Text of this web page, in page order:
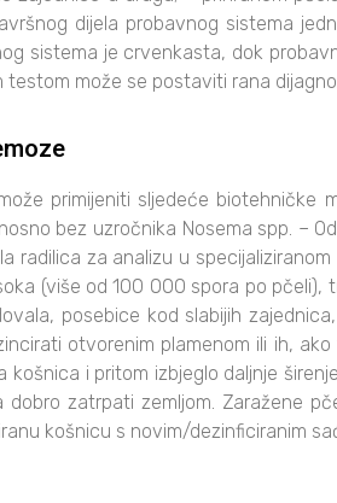
dijela probavnog sistema
sistema je crvenkasta, dok
može se postaviti rana
primijeniti sljedeće biotehničke
bez uzročnika Nosema spp. –
za analizu u
(više od 100 000 spora po
posebice kod slabijih
otvorenim plamenom ili ih,
i pritom izbjeglo daljnje
zatrpati zemljom. Zaražene
košnicu s novim/dezinficiranim